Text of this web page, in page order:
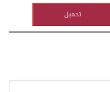
تحميل